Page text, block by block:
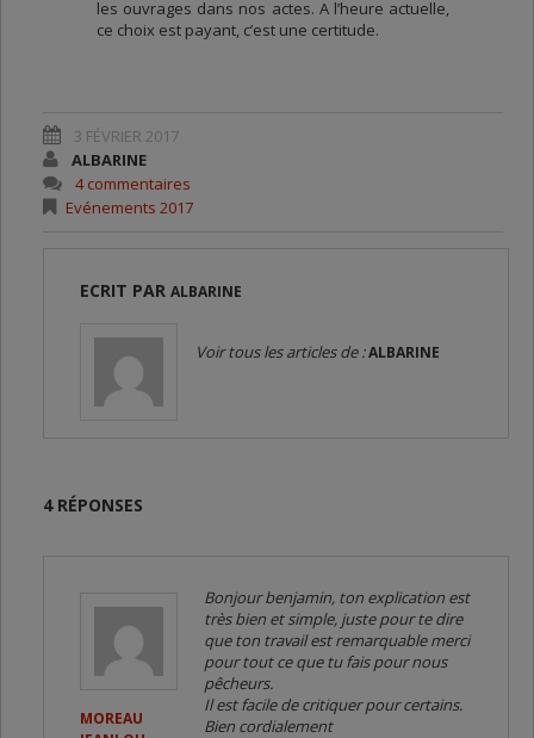
les ouvrages dans nos actes. A l’heure actuelle,
ce choix est payant, c’est une certitude.
3 FÉVRIER 2017
ALBARINE
4 commentaires
Evénements 2017
ECRIT PAR ALBARINE
Voir tous les articles de :ALBARINE
4 RÉPONSES
MOREAU
Bonjour benjamin, ton explication est
très bien et simple, juste pour te dire
que ton travail est remarquable merci
pour tout ce que tu fais pour nous
pêcheurs.
Il est facile de critiquer pour certains.
Bien cordialement